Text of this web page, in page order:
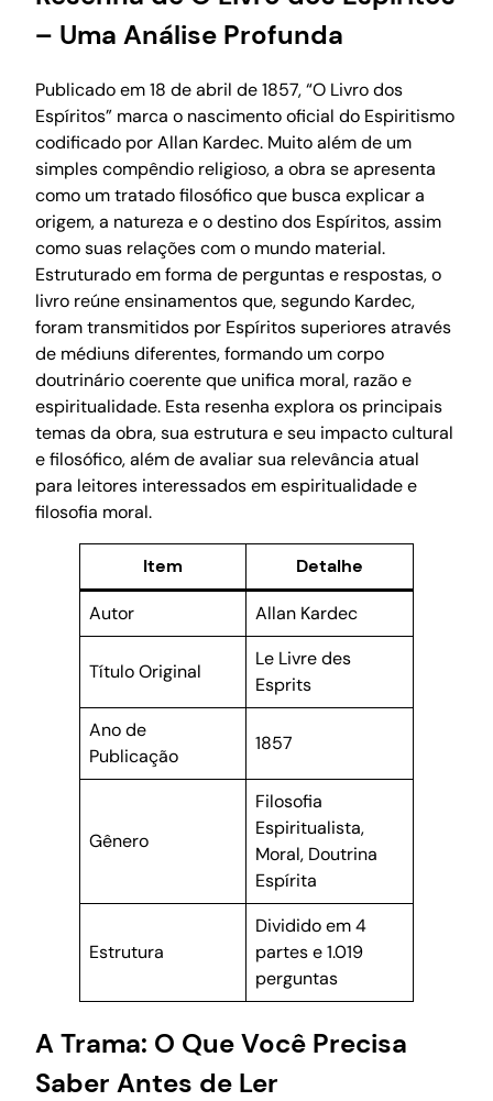
– Uma Análise Profunda
Publicado em 18 de abril de 1857, “O Livro dos
Espíritos” marca o nascimento oficial do Espiritismo
codificado por Allan Kardec. Muito além de um
simples compêndio religioso, a obra se apresenta
como um tratado filosófico que busca explicar a
origem, a natureza e o destino dos Espíritos, assim
como suas relações com o mundo material.
Estruturado em forma de perguntas e respostas, o
livro reúne ensinamentos que, segundo Kardec,
foram transmitidos por Espíritos superiores através
de médiuns diferentes, formando um corpo
doutrinário coerente que unifica moral, razão e
espiritualidade. Esta resenha explora os principais
temas da obra, sua estrutura e seu impacto cultural
e filosófico, além de avaliar sua relevância atual
para leitores interessados em espiritualidade e
filosofia moral.
Item Detalhe
Autor Allan Kardec
Título Original
Le Livre des
Esprits
Ano de
Publicação
1857
Gênero
Filosofia
Espiritualista,
Moral, Doutrina
Espírita
Estrutura
Dividido em 4
partes e 1.019
perguntas
A Trama: O Que Você Precisa
Saber Antes de Ler